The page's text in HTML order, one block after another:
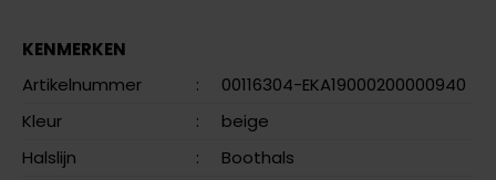
KENMERKEN
Artikelnummer
:
00116304-EKA19000200000940
Kleur
:
beige
Halslijn
:
Boothals